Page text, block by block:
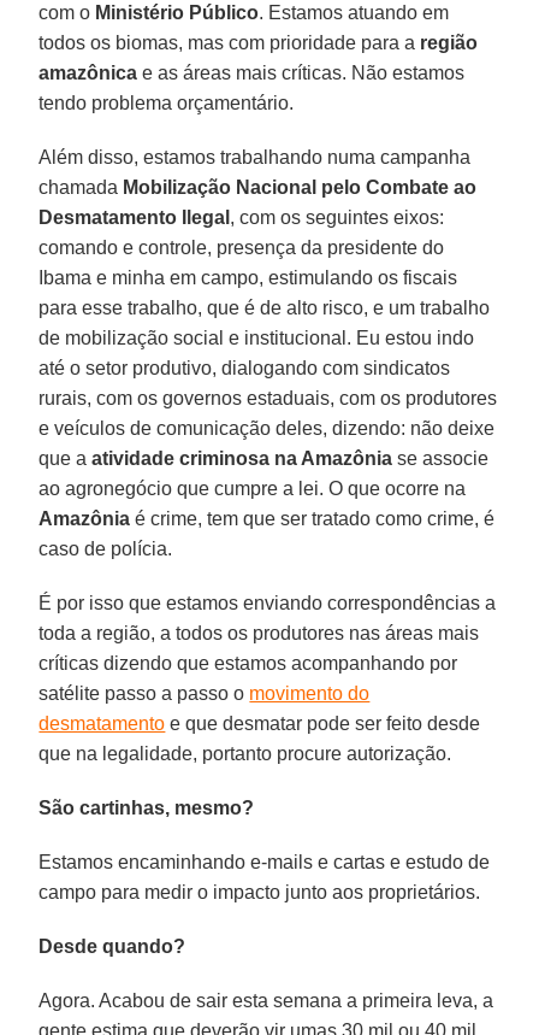
com o Ministério Público. Estamos atuando em
todos os biomas, mas com prioridade para a região
amazônica e as áreas mais críticas. Não estamos
tendo problema orçamentário.
Além disso, estamos trabalhando numa campanha
chamada Mobilização Nacional pelo Combate ao
Desmatamento Ilegal , com os seguintes eixos:
comando e controle, presença da presidente do
Ibama e minha em campo, estimulando os fiscais
para esse trabalho, que é de alto risco, e um trabalho
de mobilização social e institucional. Eu estou indo
até o setor produtivo, dialogando com sindicatos
rurais, com os governos estaduais, com os produtores
e veículos de comunicação deles, dizendo: não deixe
que aatividade criminosa na Amazônia se associe
ao agronegócio que cumpre a lei. O que ocorre na
Amazônia é crime, tem que ser tratado como crime, é
caso de polícia.
É por isso que estamos enviando correspondências a
toda a região, a todos os produtores nas áreas mais
críticas dizendo que estamos acompanhando por
satélite passo a passo o movimento do
desmatamento e que desmatar pode ser feito desde
que na legalidade, portanto procure autorização.
São cartinhas, mesmo?
Estamos encaminhando e-mails e cartas e estudo de
campo para medir o impacto junto aos proprietários.
Desde quando?
Agora. Acabou de sair esta semana a primeira leva, a
gente estima que deverão vir umas 30 mil ou 40 mil